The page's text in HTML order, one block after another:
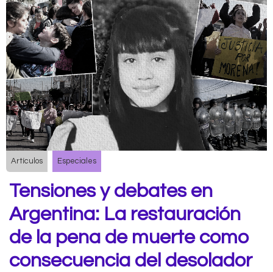
Artículos Especiales
Tensiones y debates en
Argentina: La restauración
de la pena de muerte como
consecuencia del desolador